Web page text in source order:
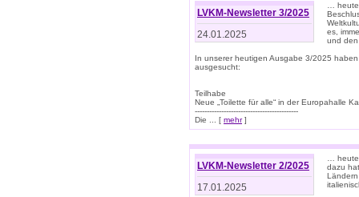
LVKM-Newsletter 3/2025
24.01.2025
…
es,
und
In unserer heutigen Ausgabe 3/2025
ausgesucht:
Teilhabe
Neue „Toilette für alle“ in der Europahalle
-------------------------------------------
Die ... [ mehr]
LVKM-Newsletter 2/2025
17.01.2025
…
dazu